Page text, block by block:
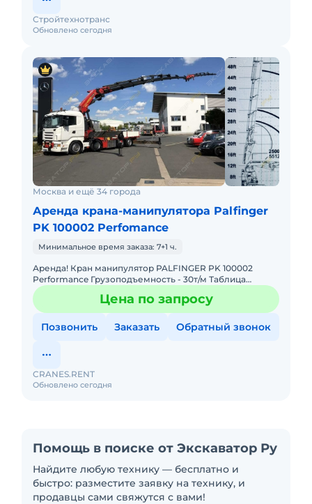
Обновлено сегодня
Стройтехнотранс
Москва и ещё 34 города
Аренда крана-манипулятора Palfinger
PK 100002 Perfomance
Минимальное время заказа: 7+1 ч.
Аренда! Кран манипулятор PALFINGER PK 100002
Performance Грузоподъемность - 30т/м Таблица
Грузоподъемности: 4,4м - 19.000 кг 7,4м - 11.000 кг 11,1м -
7.
Цена по запросу
Позвонить Заказать Обратный звонок
Обновлено сегодня
CRANES.RENT
Помощь в поиске от Экскаватор Ру
Найдите любую технику — бесплатно и
быстро: разместите заявку на технику, и
продавцы сами свяжутся с вами!